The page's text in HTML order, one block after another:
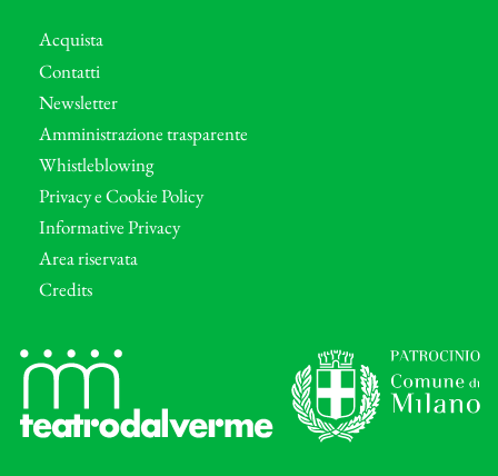
Acquista
Contatti
Newsletter
Amministrazione trasparente
Whistleblowing
Privacy e Cookie Policy
Informative Privacy
Area riservata
Credits